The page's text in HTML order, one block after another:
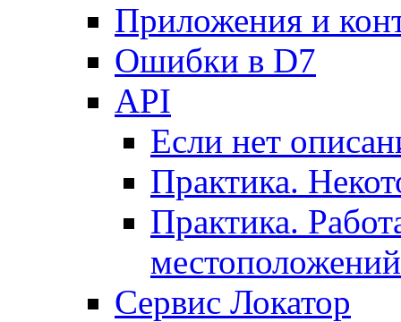
Приложения и
Ошибки в D7
API
Если нет
Практика.
Практика.
местоположений
Сервис Локатор